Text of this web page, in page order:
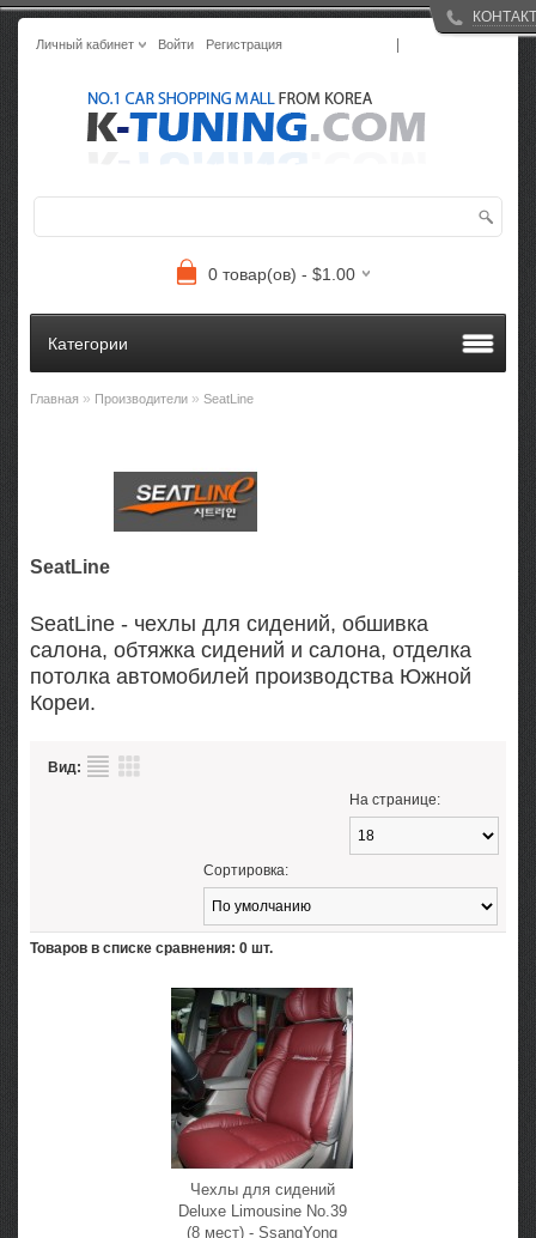
Личный кабинет Войти Регистрация
0 товар(ов) - $1.00
Категории
Главная » Производители » SeatLine
SeatLine
SeatLine - чехлы для сидений, обшивка
салона, обтяжка сидений и салона, отделка
потолка автомобилей производства Южной
Кореи.
Вид:
На странице:
Сортировка:
Товаров в списке сравнения: 0 шт.
Чехлы для сидений
Deluxe Limousine No.39
(8 мест) - SsangYong